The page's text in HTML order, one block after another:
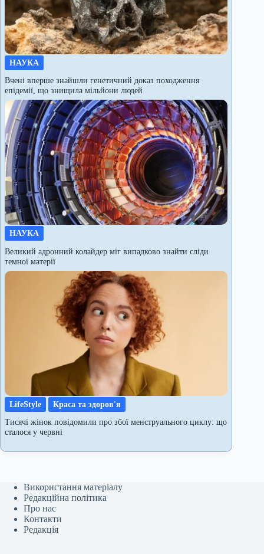
НАУКА
Вчені вперше знайшли генетичний доказ походження
епідемії, що знищила мільйони людей
НАУКА
Великий адронний колайдер міг випадково знайти сліди
темної матерії
LifeStyle
Краса та здоров'я
Тисячі жінок повідомили про збої менструального циклу: що
сталося у червні
Використання матеріалу
Редакційна політика
Про нас
Контакти
Редакція